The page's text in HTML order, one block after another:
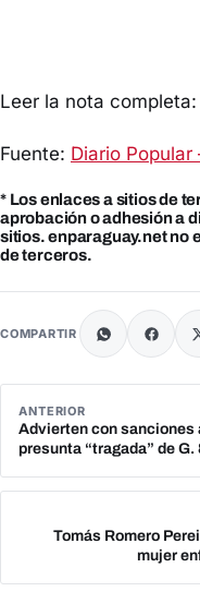
Leer la nota completa:
Fuente: Diario
* Los enlaces a sitios de
aprobación o adhesión a
sitios. enparaguay.net no
de terceros.
COMPARTIR
ANTERIOR
Advierten con sanciones
presunta “tragada” de
Tomás Romero
mujer